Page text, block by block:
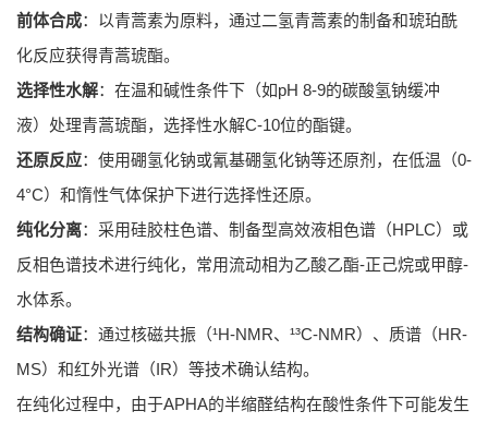
前体合成：以青蒿素为原料，通过二氢青蒿素的制备和琥珀酰
化反应获得青蒿琥酯。
选择性水解：在温和碱性条件下（如pH 8-9的碳酸氢钠缓冲
液）处理青蒿琥酯，选择性水解C-10位的酯键。
还原反应：使用硼氢化钠或氰基硼氢化钠等还原剂，在低温（0-
4°C）和惰性气体保护下进行选择性还原。
纯化分离：采用硅胶柱色谱、制备型高效液相色谱（HPLC）或
反相色谱技术进行纯化，常用流动相为乙酸乙酯-正己烷或甲醇-
水体系。
结构确证：通过核磁共振（¹H-NMR、¹³C-NMR）、质谱（HR-
MS）和红外光谱（IR）等技术确认结构。
在纯化过程中，由于APHA的半缩醛结构在酸性条件下可能发生